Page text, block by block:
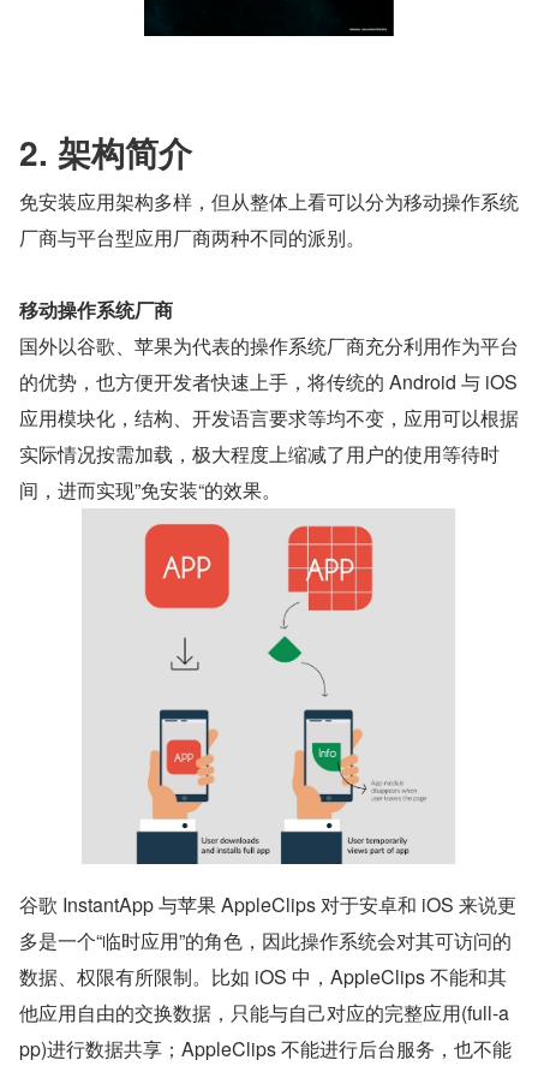
2. 架构简介
免安装应用架构多样，但从整体上看可以分为移动操作系统
厂商与平台型应用厂商两种不同的派别。
移动操作系统厂商
国外以谷歌、苹果为代表的操作系统厂商充分利用作为平台
的优势，也方便开发者快速上手，将传统的 Android 与 iOS
应用模块化，结构、开发语言要求等均不变，应用可以根据
实际情况按需加载，极大程度上缩减了用户的使用等待时
间，进而实现”免安装“的效果。
谷歌 InstantApp 与苹果 AppleClips 对于安卓和 iOS 来说更
多是一个“临时应用”的角色，因此操作系统会对其可访问的
数据、权限有所限制。比如 iOS 中，AppleClips 不能和其
他应用自由的交换数据，只能与自己对应的完整应用(full-a
pp)进行数据共享；AppleClips 不能进行后台服务，也不能